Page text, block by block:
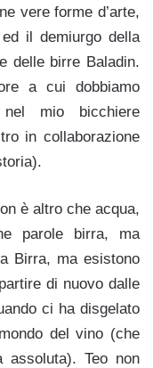
vere forme d’arte,
il demiurgo della
delle birre Baladin.
a cui dobbiamo
mio bicchiere
in collaborazione
è altro che acqua,
parole birra, ma
Birra, ma esistono
di nuovo dalle
ci ha disgelato
del vino (che
assoluta). Teo non